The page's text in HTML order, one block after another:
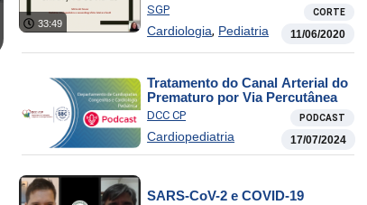
33:49
SGP CORTE
Cardiologia, Pediatria 11/06/2020
Tratamento do Canal Arterial do
Prematuro por Via Percutânea
DCC CP PODCAST
Cardiopediatria 17/07/2024
SARS-CoV-2 e COVID-19